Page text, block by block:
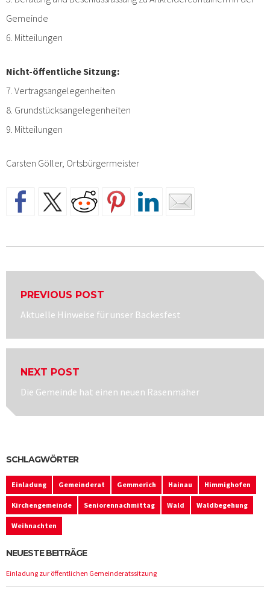
Gemeinde
6. Mitteilungen
Nicht-öffentliche Sitzung:
7. Vertragsangelegenheiten
8. Grundstücksangelegenheiten
9. Mitteilungen
Carsten Göller, Ortsbürgermeister
PREVIOUS POST
Previous
Aktuelle Hinweise für unser Backesfest
NEXT POST
Next
Die Gemeinde hat einen neuen Rasenmäher
SCHLAGWÖRTER
Einladung Gemeinderat Gemmerich Hainau Himmighofen
Kirchengemeinde Seniorennachmittag Wald Waldbegehung
Weihnachten
NEUESTE BEITRÄGE
Einladung zur öffentlichen Gemeinderatssitzung